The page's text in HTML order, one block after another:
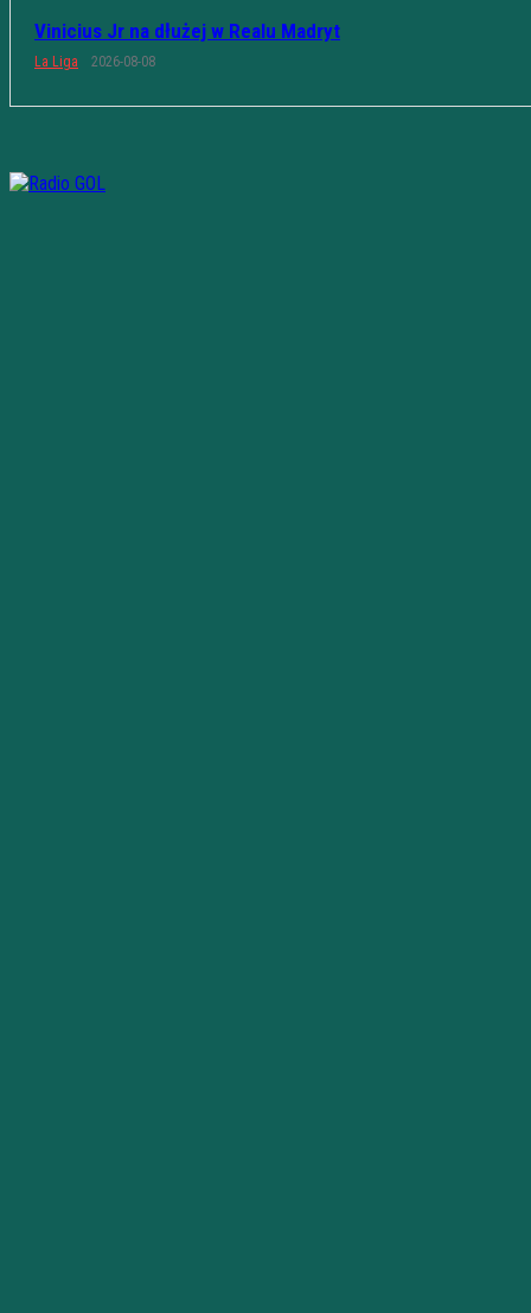
Vinicius Jr na dłużej w Realu Madryt
La Liga 2026-08-08